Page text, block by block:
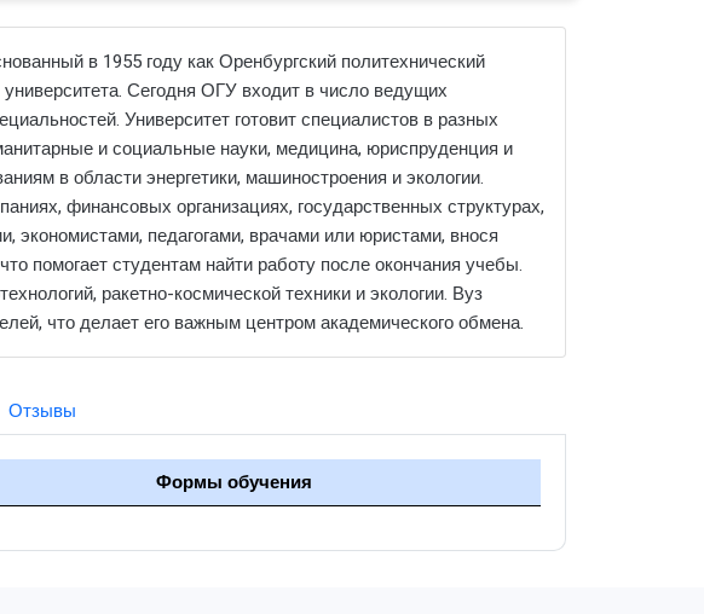
в 1955 году как Оренбургский политехнический
Сегодня ОГУ входит в число ведущих
Университет готовит специалистов в разных
и социальные науки, медицина, юриспруденция и
в области энергетики, машиностроения и экологии.
финансовых организациях, государственных структурах,
экономистами, педагогами, врачами или юристами, внося
помогает студентам найти работу после окончания учебы.
ракетно-космической техники и экологии. Вуз
что делает его важным центром академического обмена.
Отзывы
Формы обучения